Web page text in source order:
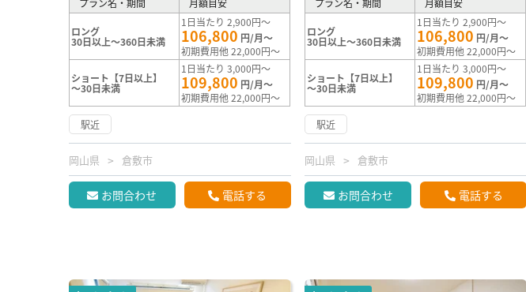
プラン名・期間 月額目安
ロング
30日以上～360日未満
1日当たり 2,900円～
106,800 円/月～
初期費用他 22,000円～
ショート【7日以上】
～30日未満
1日当たり 3,000円～
109,800 円/月～
初期費用他 22,000円～
駅近
岡山県 倉敷市
お問合わせ 電話する
プラン名・期間 月額目安
ロング
30日以上～360日未満
1日当たり 2,900円～
106,800 円/月～
初期費用他 22,000円～
ショート【7日以上】
～30日未満
1日当たり 3,000円～
109,800 円/月～
初期費用他 22,000円～
駅近
岡山県 倉敷市
お問合わせ 電話する